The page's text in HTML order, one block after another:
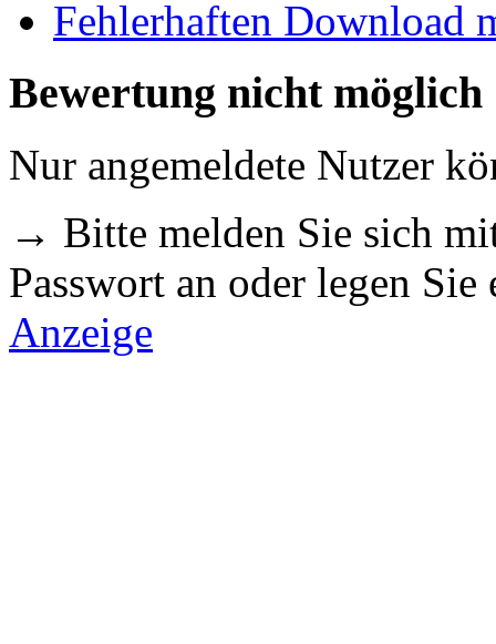
Fehlerhaften Download
Bewertung nicht möglich
Nur angemeldete Nutzer
→ Bitte melden Sie sich
Passwort an oder legen
Anzeige